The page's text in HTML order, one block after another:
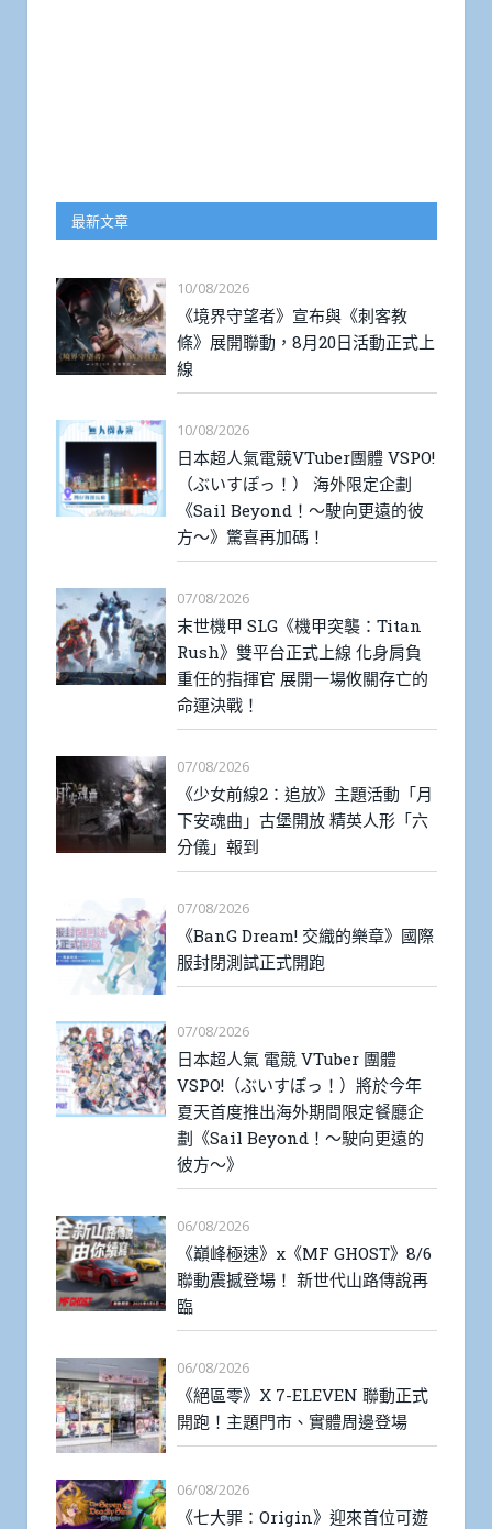
最新文章
10/08/2026
《境界守望者》宣布與《刺客教
條》展開聯動，8月20日活動正式上
線
10/08/2026
日本超人氣電競VTuber團體 VSPO!
（ぶいすぽっ！） 海外限定企劃
《Sail Beyond！～駛向更遠的彼
方～》驚喜再加碼！
07/08/2026
末世機甲 SLG《機甲突襲：Titan
Rush》雙平台正式上線 化身肩負
重任的指揮官 展開一場攸關存亡的
命運決戰！
07/08/2026
《少女前線2：追放》主題活動「月
下安魂曲」古堡開放 精英人形「六
分儀」報到
07/08/2026
《BanG Dream! 交織的樂章》國際
服封閉測試正式開跑
07/08/2026
日本超人氣 電競 VTuber 團體
VSPO!（ぶいすぽっ！）將於今年
夏天首度推出海外期間限定餐廳企
劃《Sail Beyond！～駛向更遠的
彼方～》
06/08/2026
《巔峰極速》x《MF GHOST》8/6
聯動震撼登場！ 新世代山路傳說再
臨
06/08/2026
《絕區零》X 7-ELEVEN 聯動正式
開跑！主題門市、實體周邊登場
06/08/2026
《七大罪：Origin》迎來首位可遊